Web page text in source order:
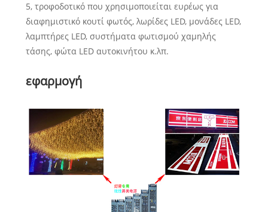
5, τροφοδοτικό που χρησιμοποιείται ευρέως για
διαφημιστικό κουτί φωτός, λωρίδες LED, μονάδες LED,
λαμπτήρες LED, συστήματα φωτισμού χαμηλής
τάσης, φώτα LED αυτοκινήτου κ.λπ.
εφαρμογή